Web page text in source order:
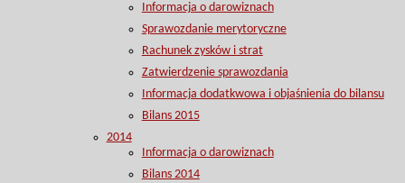
Informacja o darowiznach
Sprawozdanie merytoryczne
Rachunek zysków i strat
Zatwierdzenie sprawozdania
Informacja dodatkwowa i objaśnienia do bilansu
Bilans 2015
2014
Informacja o darowiznach
Bilans 2014